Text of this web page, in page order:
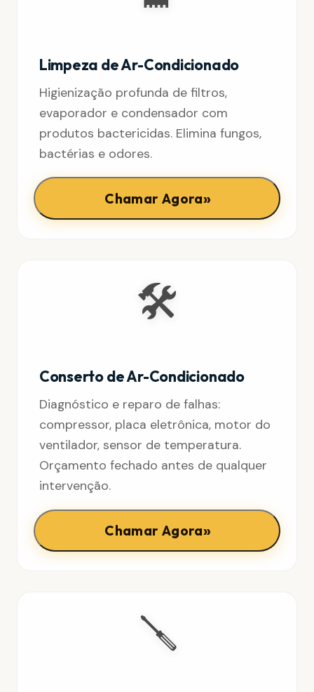
Limpeza de Ar-Condicionado
Higienização profunda de filtros,
evaporador e condensador com
produtos bactericidas. Elimina fungos,
bactérias e odores.
Chamar Agora»
🛠️
Conserto de Ar-Condicionado
Diagnóstico e reparo de falhas:
compressor, placa eletrônica, motor do
ventilador, sensor de temperatura.
Orçamento fechado antes de qualquer
intervenção.
Chamar Agora»
🪛